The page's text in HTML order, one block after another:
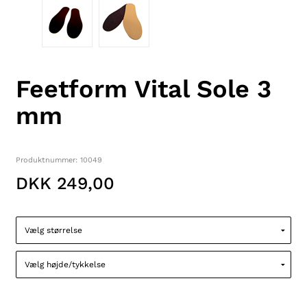
Feetform Vital Sole 3
mm
Produktnummer: 10049
DKK 249,00